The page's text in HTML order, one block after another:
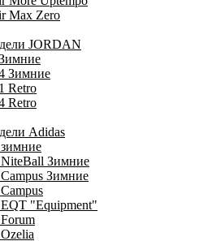
Max Zero
JORDAN
Зимние
Retro
Retro
Adidas
Зимние
Зимние
"Equipment"